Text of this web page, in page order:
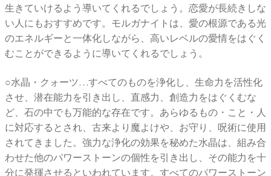
生きていけるよう導いてくれるでしょう。恋愛が長続きしな
い人にもおすすめです。モルガナイトは、愛の根源である光
のエネルギーと一体化しながら、高いレベルの愛情をはぐく
むことができるように導いてくれるでしょう。
○水晶・クォーツ…すべてのものを浄化し、生命力を活性化
させ、潜在能力を引き出し、直感力、創造力をはぐくむな
ど、石の中でも万能的な存在です。あらゆるもの・こと・人
に対応するとされ、古来より魔よけや、お守り、呪術に使用
されてきました。強力な浄化の効果を秘めた水晶は、組み合
わせた他のパワーストーンの個性を引き出し、その能力を十
分に発揮させるといわれています。すべてのパワーストーン